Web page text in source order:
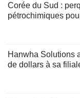
Corée du Sud :
pétrochimiques
Hanwha Solutions
de dollars à sa